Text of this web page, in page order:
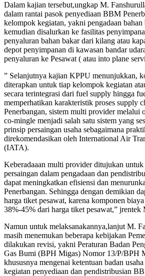
Dalam kajian tersebut,ungkap M.
dalam rantai pasok penyediaan BBM
kelompok kegiatan, yakni pengadaan
kemudian disalurkan ke fasilitas
penyaluran bahan bakar dari kilang atau
depot penyimpanan di kawasan bandar
penyaluran ke Pesawat ( atau into plane
” Selanjutnya kajian KPPU menunjukkan,
diterapkan untuk tiap kelompok kegiatan
secara terintegrasi dari fuel supply hingga
memperhatikan karakteristik proses supply
Penerbangan, sistem multi provider melalui
co-mingle menjadi salah satu sistem yang
prinsip persaingan usaha sebagaimana
direkomendasikan oleh International Air
(IATA).
Keberadaaan multi provider ditujukan untuk
persaingan dalam pengadaan dan
dapat meningkatkan efisiensi dan
Penerbangan. Sehingga dengan demikian
harga tiket pesawat, karena komponen
38%-45% dari harga tiket pesawat,” jrentek
Namun untuk melaksanakannya,lanjut M.
masih menemukan beberapa kebijakan
dilakukan revisi, yakni Peraturan Badan
Gas Bumi (BPH Migas) Nomor 13/P/BPH
khususnya mengenai ketentuan badan
kegiatan penyediaan dan pendistribusian